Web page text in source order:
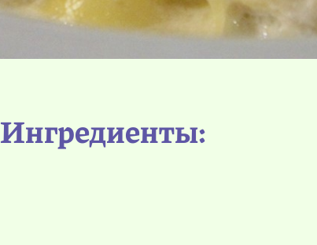
Ингредиенты: